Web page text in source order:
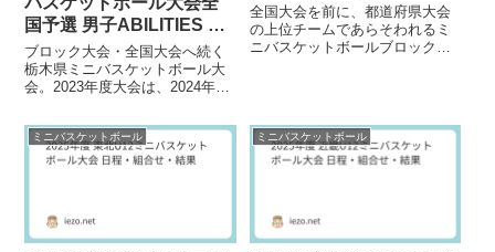
国予選 男子ABILITIES 女
子雀宮が優勝
ブロック大会・全国大会へ続く
栃木県ミニバスケットボール大
会。2023年度大会は、2024年1
でおこなわれました。組合せ・
結果参照...
全国大会を前に、都道府県大会
の上位チームであらそわれるミ
ニバスケットボールブロック大
ミニバスケットボール ミニバスケットボール